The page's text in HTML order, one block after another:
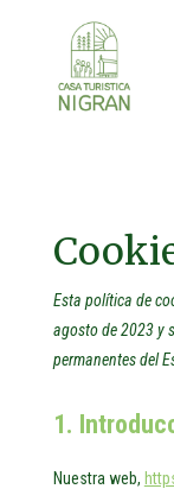
Esta política de
agosto de 2023 y
permanentes del
1.
Nuestra web,